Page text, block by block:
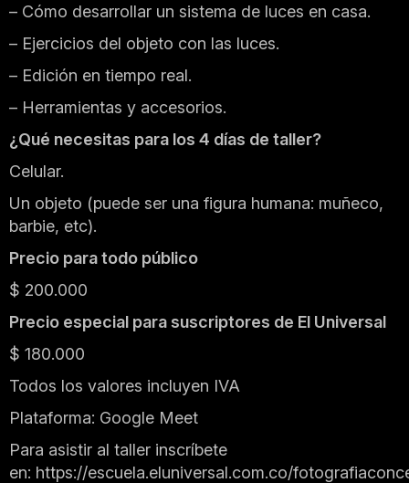
– Cómo desarrollar un sistema de luces en casa.
– Ejercicios del objeto con las luces.
– Edición en tiempo real.
– Herramientas y accesorios.
¿Qué necesitas para los 4 días de taller?
Celular.
Un objeto (puede ser una figura humana: muñeco,
barbie, etc).
Precio para todo público
$ 200.000
Precio especial para suscriptores de El Universal
$ 180.000
Todos los valores incluyen IVA
Plataforma: Google Meet
Para asistir al taller inscríbete
en: https://escuela.eluniversal.com.co/